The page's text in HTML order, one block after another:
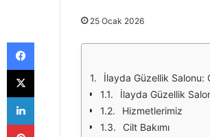
25 Ocak 2026
İlayda Güzellik Salonu:
İlayda Güzellik
Hizmetlerimiz
Cilt Bakımı
Facebook
X
LinkedIn
Pinterest